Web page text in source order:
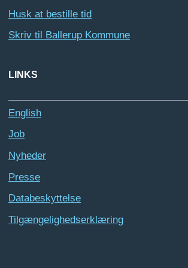
Husk at bestille tid
Skriv til Ballerup Kommune
LINKS
English
Job
Nyheder
Presse
Databeskyttelse
Tilgængelighedserklæring